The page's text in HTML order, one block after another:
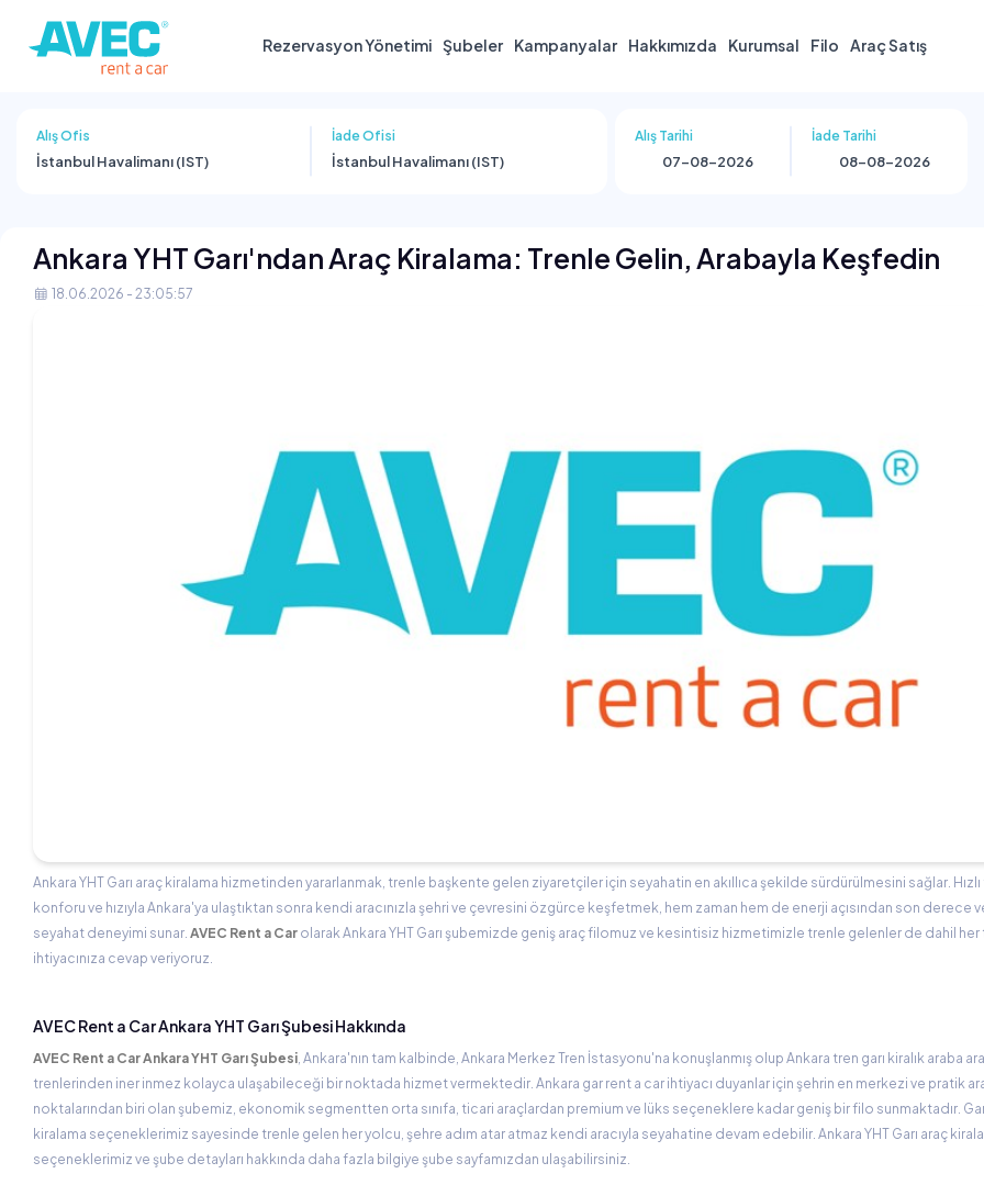
Rezervasyon Yönetimi Şubeler Kampanyalar Hakkımızda Kurumsal Filo Araç Satış
Alış Ofis
İstanbul Havalimanı (IST)
İade Ofisi
İstanbul Havalimanı (IST)
Alış Tarihi İade Tarihi
Ankara YHT Garı'ndan Araç Kiralama: Trenle Gelin, Arabayla Keşfedin
18.06.2026 - 23:05:57
Ankara YHT Garı araç kiralama hizmetinden yararlanmak, trenle başkente gelen ziyaretçiler için seyahatin en akıllıca şekilde sürdürülmesini sağlar.
konforu ve hızıyla Ankara'ya ulaştıktan sonra kendi aracınızla şehri ve çevresini özgürce keşfetmek, hem zaman hem de enerji açısından son derece
seyahat deneyimi sunar. AVEC Rent a Car olarak Ankara YHT Garı şubemizde geniş araç filomuz ve kesintisiz hizmetimizle trenle gelenler de dahil her
ihtiyacınıza cevap veriyoruz.
AVEC Rent a Car Ankara YHT Garı Şubesi Hakkında
AVEC Rent a Car Ankara YHT Garı Şubesi, Ankara'nın tam kalbinde, Ankara Merkez Tren İstasyonu'na konuşlanmış olup Ankara tren garı kiralık araba
trenlerinden iner inmez kolayca ulaşabileceği bir noktada hizmet vermektedir. Ankara gar rent a car ihtiyacı duyanlar için şehrin en merkezi ve pratik
noktalarından biri olan şubemiz, ekonomik segmentten orta sınıfa, ticari araçlardan premium ve lüks seçeneklere kadar geniş bir filo sunmaktadır.
kiralama seçeneklerimiz sayesinde trenle gelen her yolcu, şehre adım atar atmaz kendi aracıyla seyahatine devam edebilir. Ankara YHT Garı araç
seçeneklerimiz ve şube detayları hakkında daha fazla bilgiye şube sayfamızdan ulaşabilirsiniz.